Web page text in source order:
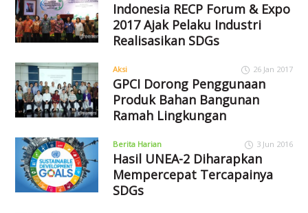
Indonesia RECP Forum & Expo
2017 Ajak Pelaku Industri
Realisasikan SDGs
Aksi 26 Jan 2017
GPCI Dorong Penggunaan
Produk Bahan Bangunan
Ramah Lingkungan
Berita Harian 3 Jun 2016
Hasil UNEA-2 Diharapkan
Mempercepat Tercapainya
SDGs